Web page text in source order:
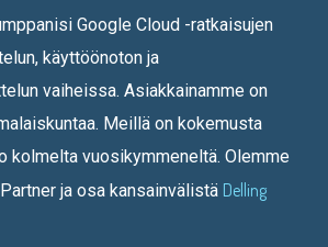
Google Cloud -ratkaisujen
käyttöönoton ja
vaiheissa. Asiakkainamme on
Meillä on kokemusta
kolmelta vuosikymmeneltä. Olemme
ja osa kansainvälistä Delling